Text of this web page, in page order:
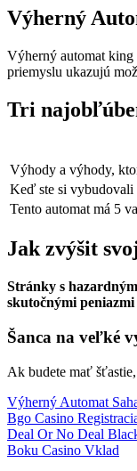
Výherný
Výherný automat king
priemyslu ukazujú
Tri
Výhody a výhody,
Keď ste si vybudovali
Tento automat má 5
Jak zvýšit
Stránky s
skutočnými
Šanca na veľké
Ak budete mať
Výherný Automat
Bgo Casino
Deal Or No Deal
Boku Casino Vklad